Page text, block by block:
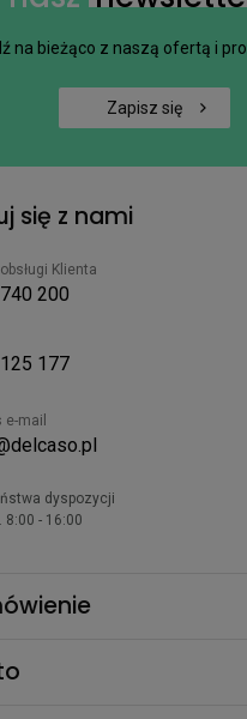
na bieżąco z naszą ofertą i
Zapisz się
się z nami
obsługi Klienta
200
177
e-mail
dyspozycji
8:00 - 16:00